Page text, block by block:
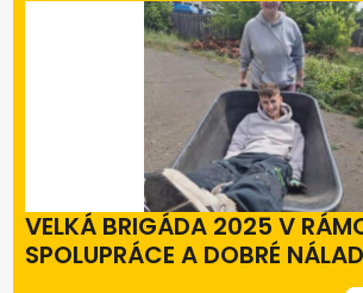
VELKÁ BRIGÁDA 2025 V
SPOLUPRÁCE A DOBRÉ